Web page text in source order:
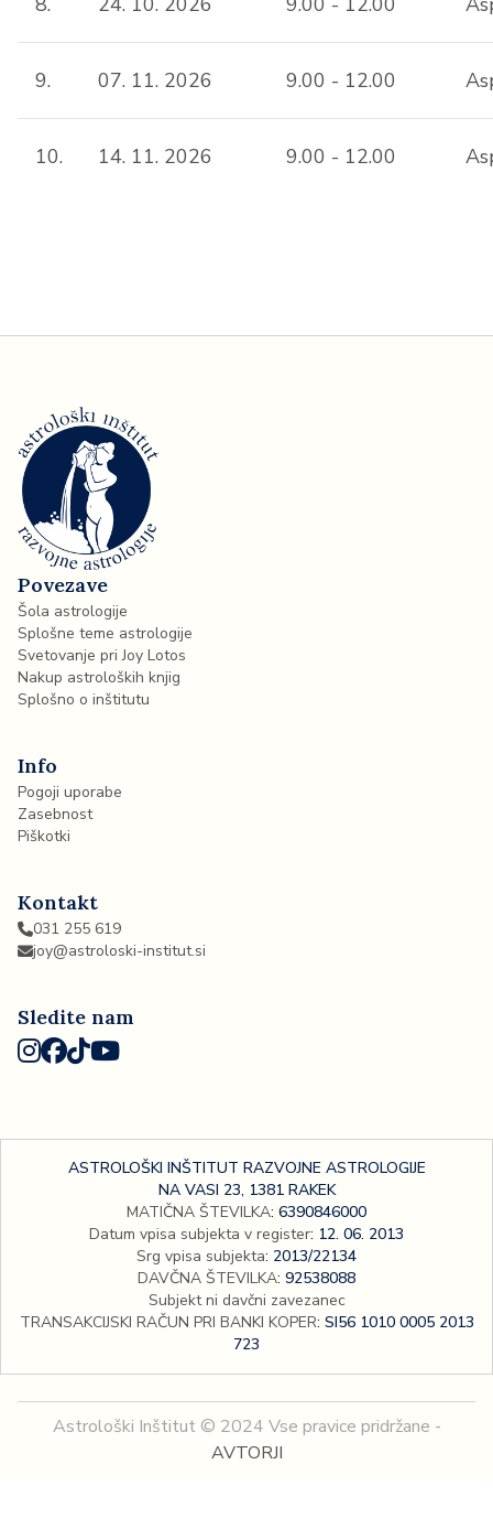
9. 07. 11. 2026 9.00 - 12.00
10. 14. 11. 2026 9.00 - 12.00
Povezave
Šola astrologije
Splošne teme astrologije
Svetovanje pri Joy Lotos
Nakup astroloških knjig
Splošno o inštitutu
Info
Pogoji uporabe
Zasebnost
Piškotki
Kontakt
031 255 619
joy@astroloski-institut.si
Sledite nam
ASTROLOŠKI INŠTITUT RAZVOJNE ASTROLOGIJE
NA VASI 23, 1381 RAKEK
MATIČNA ŠTEVILKA: 6390846000
Datum vpisa subjekta v register: 12. 06. 2013
Srg vpisa subjekta: 2013/22134
DAVČNA ŠTEVILKA: 92538088
Subjekt ni davčni zavezanec
TRANSAKCIJSKI RAČUN PRI BANKI KOPER: SI56 1010 0005 2013
723
Astrološki Inštitut © 2024 Vse pravice pridržane -
AVTORJI